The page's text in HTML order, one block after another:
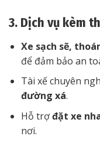
3. Dịch vụ kèm
Xe sạch sẽ,
để đảm bảo an
Tài xế chuyên
đường xá.
Hỗ trợđặt xe
nơi.